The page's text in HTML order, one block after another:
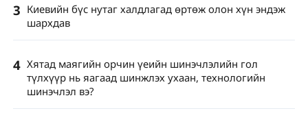
3 Киевийн бүс нутаг халдлагад өртөж олон хүн эндэж
шархдав
4 Хятад маягийн орчин үеийн шинэчлэлийн гол
түлхүүр нь яагаад шинжлэх ухаан, технологийн
шинэчлэл вэ?